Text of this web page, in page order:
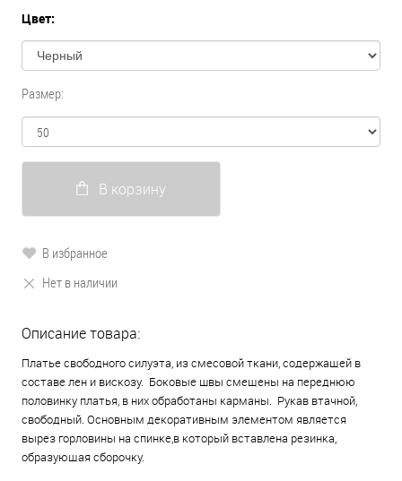
Цвет:
Размер:
В корзину
В избранное
Нет в наличии
Описание товара:
Платье свободного силуэта, из смесовой ткани, содержащей в
составе лен и вискозу. Боковые швы смещены на переднюю
половинку платья, в них обработаны карманы. Рукав втачной,
свободный. Основным декоративным элементом является
вырез горловины на спинке,в который вставлена резинка,
образующая сборочку.